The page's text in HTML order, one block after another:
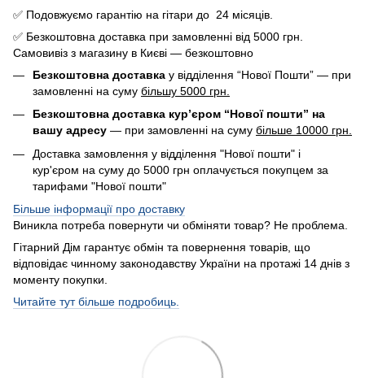
✅ Подовжуємо гарантію на гітари до 24 місяців.
✅ Безкоштовна доставка при замовленні від 5000 грн.
Самовивіз з магазину в Києві — безкоштовно
Безкоштовна доставка у відділення “Нової Пошти” — при
замовленні на суму більшу 5000 грн.
Безкоштовна доставка кур’єром “Нової пошти” на
вашу адресу — при замовленні на суму більше 10000 грн.
Доставка замовлення у відділення "Нової пошти" і
кур'єром на суму до 5000 грн оплачується покупцем за
тарифами "Нової пошти"
Більше інформації про доставку
Виникла потреба повернути чи обміняти товар? Не проблема.
Гітарний Дім гарантує обмін та повернення товарів, що
відповідає чинному законодавству України на протажі 14 днів з
моменту покупки.
Читайте тут більше подробиць.